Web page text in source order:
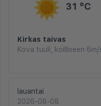
31 °C
Kirkas taivas
Kova tuuli, koilliseen 6m/
lauantai
2026-08-08